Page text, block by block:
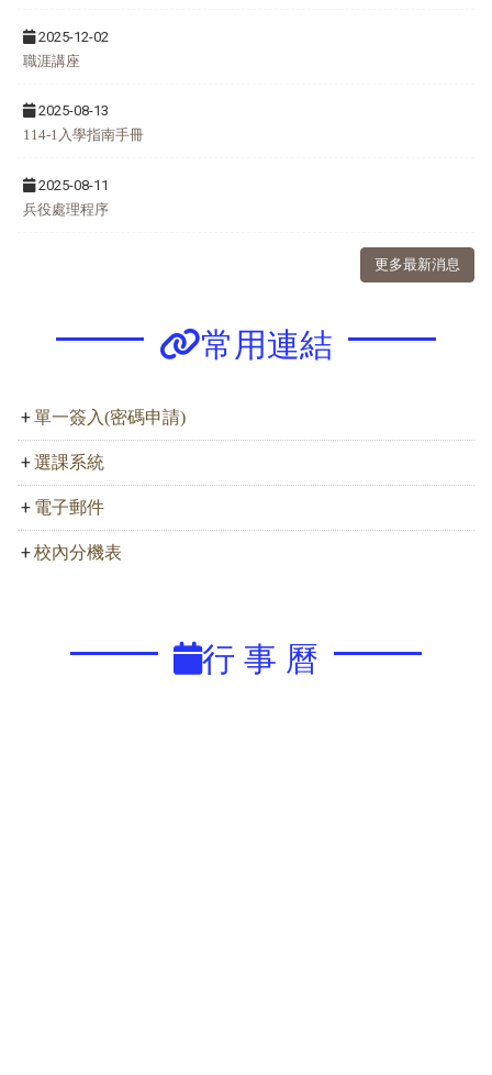
2025-12-02
職涯講座
2025-08-13
114-1入學指南手冊
2025-08-11
兵役處理程序
更多最新消息
常用連結
單一簽入(密碼申請)
選課系統
電子郵件
校內分機表
行 事 曆